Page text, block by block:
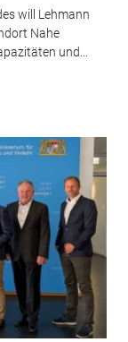
will Lehmann
Nahe
und...